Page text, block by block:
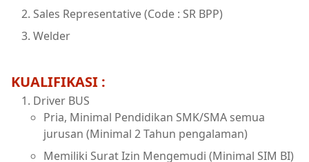
Sales Representative (Code : SR BPP)
Welder
KUALIFIKASI :
Driver BUS
Pria, Minimal Pendidikan SMK/SMA semua
jurusan (Minimal 2 Tahun pengalaman)
Memiliki Surat Izin Mengemudi (Minimal SIM BI)